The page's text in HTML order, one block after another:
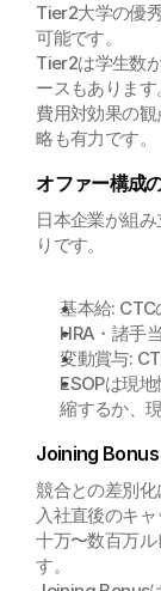
Tier2大学の優
可能です。
Tier2は学生数
ースもあります。
費用対効果の
略も有力です。
オファー構成
日本企業が組
りです。
基本給: CTC
HRA・諸手
変動賞与:
ESOPは現
縮するか、
Joining Bonus
競合との差別化
入社直後のキ
十万〜数百万
す。